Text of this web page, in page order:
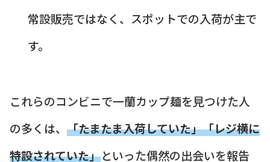
常設販売ではなく、スポットでの入荷が主で
す。
これらのコンビニで一蘭カップ麺を見つけた人
の多くは、 「たまたま入荷していた」「レジ横に
特設されていた」といった偶然の出会いを報告